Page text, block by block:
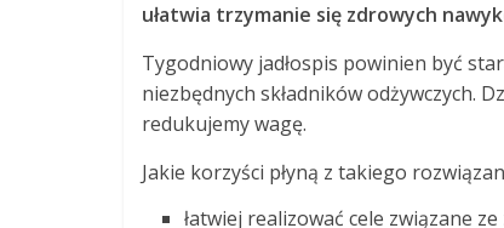
ułatwia trzymanie się zdrowych
Tygodniowy jadłospis powinien być
niezbędnych składników odżywczych.
redukujemy wagę.
Jakie korzyści płyną z takiego
łatwiej realizować cele związane